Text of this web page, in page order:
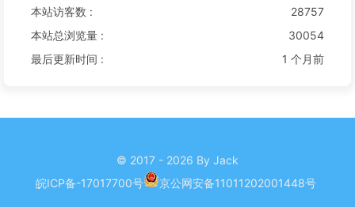
本站访客数 :
28757
本站总浏览量 :
30054
最后更新时间 :
1 个月前
© 2017 - 2026 By Jack
皖ICP备-17017700号
京公网安备11011202001448号